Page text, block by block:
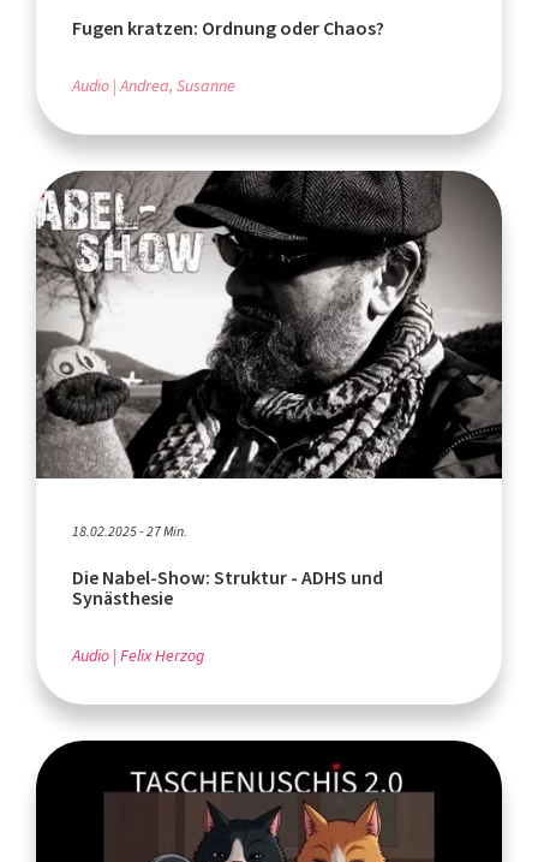
Fugen kratzen: Ordnung oder Chaos?
Audio Andrea, Susanne
18.02.2025 - 27 Min.
Die Nabel-Show: Struktur - ADHS und
Synästhesie
Audio Felix Herzog